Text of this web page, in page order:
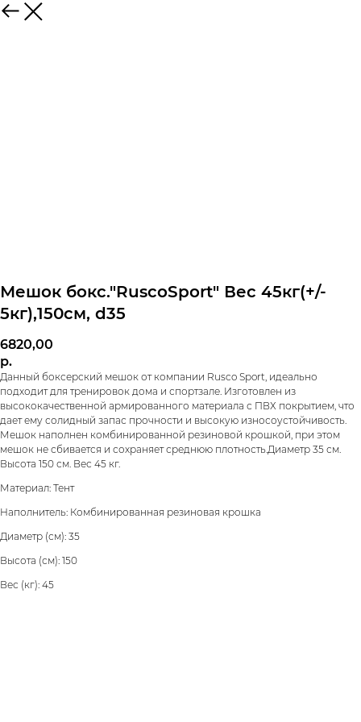
Мешок бокс."RuscoSport" Вес 45кг(+/-
5кг),150см, d35
6820,00
р.
Данный боксерский мешок от компании Rusco Sport, идеально
подходит для тренировок дома и спортзале. Изготовлен из
высококачественной армированного материала с ПВХ покрытием, что
дает ему солидный запас прочности и высокую износоустойчивость.
Мешок наполнен комбинированной резиновой крошкой, при этом
мешок не сбивается и сохраняет среднюю плотность.Диаметр 35 см.
Высота 150 см. Вес 45 кг.
Материал: Тент
Наполнитель: Комбинированная резиновая крошка
Диаметр (см): 35
Высота (см): 150
Вес (кг): 45